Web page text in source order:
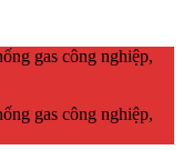
gas công nghiệp,
gas công nghiệp,